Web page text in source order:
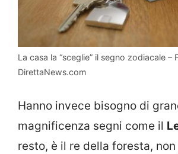
La casa la “sceglie” il segno zodiacale –
DirettaNews.com
Hanno invece bisogno di
magnificenza segni come il
resto, è il re della foresta,